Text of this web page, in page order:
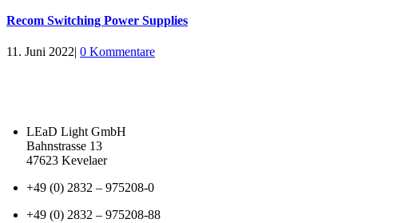
Recom Switching Power Supplies
11. Juni 2022| 0 Kommentare
LEaD Light GmbH
Bahnstrasse 13
47623 Kevelaer
+49 (0) 2832 – 975208-0
+49 (0) 2832 – 975208-88